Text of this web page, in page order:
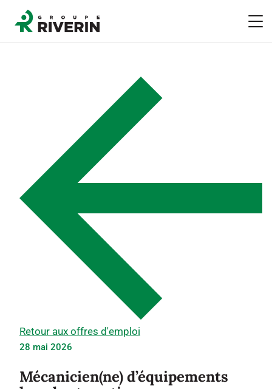
Retour aux offres d'emploi
28 mai 2026
Mécanicien(ne) d’équipements